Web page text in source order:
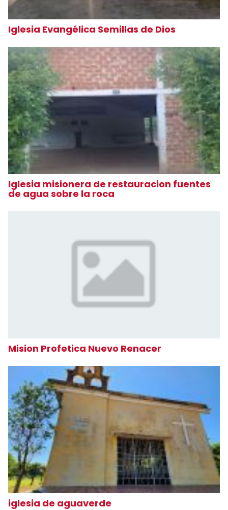
Iglesia Evangélica Semillas de Dios
Iglesia misionera de restauracion fuentes
de agua sobre la roca
Mision Profetica Nuevo Renacer
iglesia de aguaverde